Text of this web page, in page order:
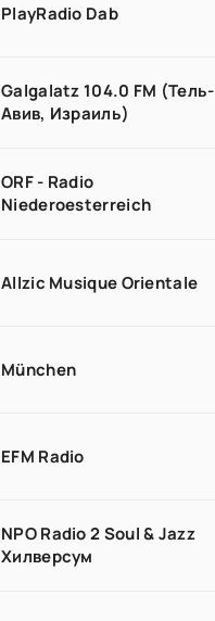
PlayRadio Dab
Galgalatz 104.0 FM (Тель-
Авив, Израиль)
ORF - Radio
Niederoesterreich
Allzic Musique Orientale
München
EFM Radio
NPO Radio 2 Soul & Jazz
Хилверсум